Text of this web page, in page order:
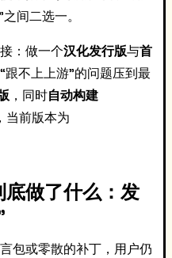
间二选一。
：做一个汉化发行版与首
跟不上上游”的问题压到最
，同时自动构建
当前版本为
做了什么：发
包或零散的补丁，用户仍